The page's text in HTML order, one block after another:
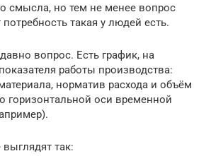
смысла, но тем не менее вопрос
такая у людей есть.
вопрос. Есть график, на
работы производства:
норматив расхода и объём
горизонтальной оси временной
так: